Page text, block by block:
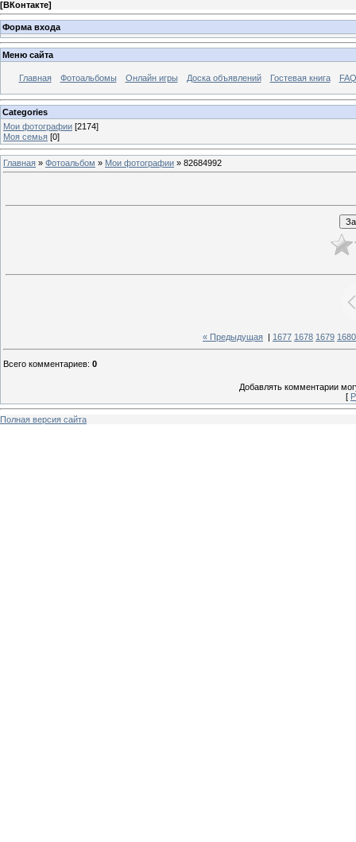
[ВКонтакте]
Форма входа
Меню сайта
Главная Фотоальбомы Онлайн игры Доска объявлений Гостевая книга
Categories
Мои фотографии [2174]
Моя семья [0]
Главная » Фотоальбом » Мои фотографии » 82684992
« Предыдущая 1677 1678 1679 1680
Всего комментариев: 0
Добавлять комментарии
[
Полная версия сайта